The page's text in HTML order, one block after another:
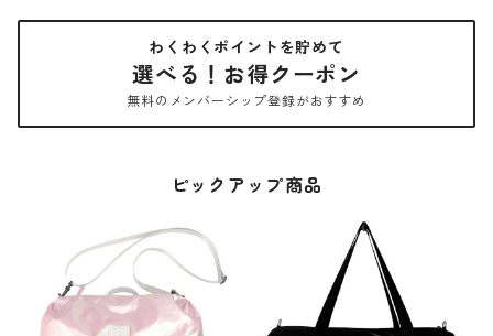
わくわくポイントを貯めて
選べる！お得クーポン
無料のメンバーシップ登録がおすすめ
ピックアップ商品